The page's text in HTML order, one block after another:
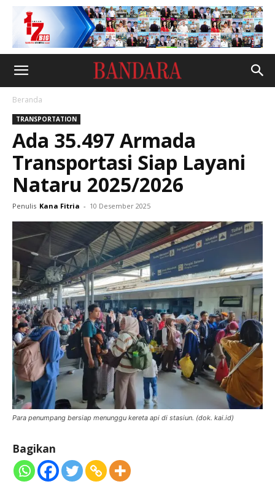
Beranda
TRANSPORTATION
Ada 35.497 Armada
Transportasi Siap Layani
Nataru 2025/2026
Penulis Kana Fitria - 10 Desember 2025
Para penumpang bersiap menunggu kereta api di stasiun. (dok. kai.id)
Bagikan